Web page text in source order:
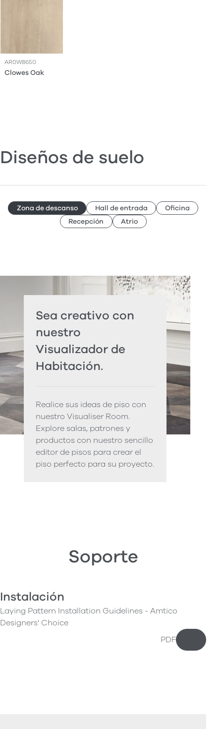
AR0W8650
Clowes Oak
Diseños de suelo
Zona de descanso Hall de entrada
Oficina
Recepción
Atrio
Sea creativo con
nuestro
Visualizador de
Habitación.
Realice sus ideas de piso con
nuestro Visualiser Room.
Explore salas, patrones y
productos con nuestro sencillo
editor de pisos para crear el
piso perfecto para su proyecto.
Soporte
Instalación
Laying Pattern Installation Guidelines - Amtico
Designers' Choice
PDF